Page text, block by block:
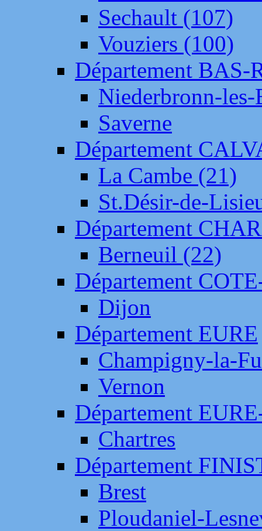
Sechault (107)
Vouziers (100)
Département BAS-
Niederbronn-
Saverne
Département
La Cambe (21)
St.Désir-de-
Département
Berneuil (22)
Département
Dijon
Département EURE
Champigny-la-
Vernon
Département
Chartres
Département
Brest
Ploudaniel-